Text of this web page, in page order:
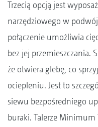
Trzecią opcją jest
narzędziowego w
połączenie umożliwia
bez jej przemieszczania.
że otwiera glebę, co
ociepleniu. Jest to
siewu bezpośredniego
buraki. Talerze